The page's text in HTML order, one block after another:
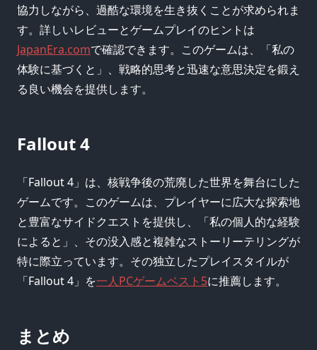
協力しながら、過酷な環境を生き抜くことが求められま
す。詳しいレビューとゲームプレイのヒントは
JapanEra.comで確認できます。このゲームは、「私の
体験に基づくと」、戦略的思考と迅速な意思決定を鍛え
る良い機会を提供します。
Fallout 4
「Fallout 4」は、核戦争後の荒廃した世界を舞台にした
ゲームです。このゲームは、プレイヤーに広大な探索地
と豊富なサイドクエストを提供し、「私の個人的な経験
によると」、その没入感と複雑なストーリーテリングが
特に際立っています。その独立したプレイスタイルが
「Fallout 4」を一人PCゲームベスト5に推薦します。
まとめ